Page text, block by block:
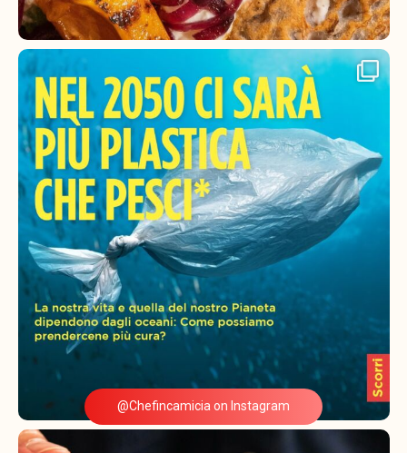
@Chefincamicia on Instagram